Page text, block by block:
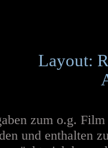
Layout:
zum o.g. Film
und enthalten